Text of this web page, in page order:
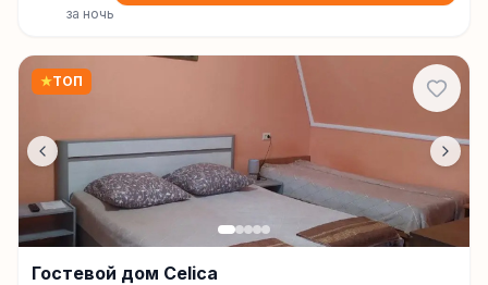
за ночь
★ТОП
Гостевой дом Celica